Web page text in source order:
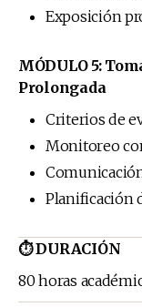
Exposición
MÓDULO 5:
Prolongada
Criterios de
Monitoreo
Planificación
⏱ DURACIÓN
80 horas